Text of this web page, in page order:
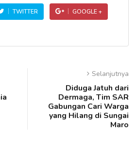
TWITTER GOOGLE +
Selanjutnya
Diduga Jatuh dari
Dermaga, Tim SAR
Gabungan Cari Warga
yang Hilang di Sungai
Maro